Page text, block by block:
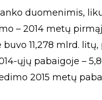
duomenimis,
– 2014 metų
11,278 mlrd.
ųjų pabaigoje –
2015 metų